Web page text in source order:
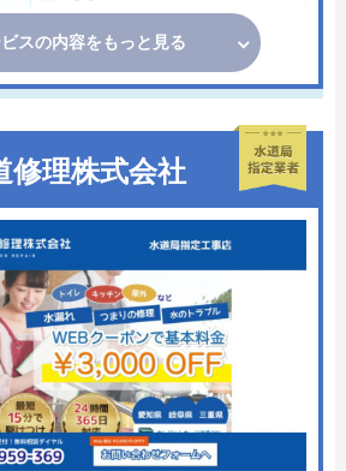
スの内容をもっと見る
修理株式会社